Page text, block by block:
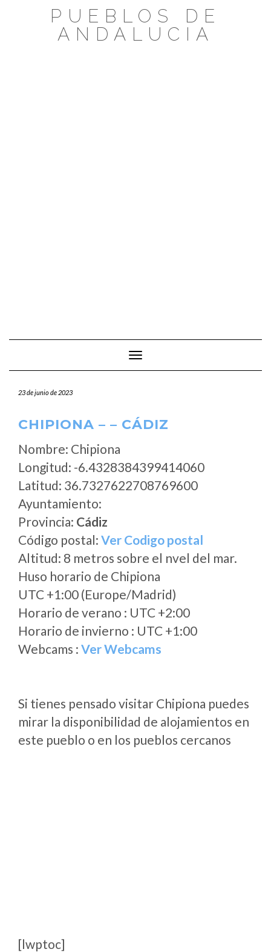
PUEBLOS DE
ANDALUCIA
Cambiar modo de navegación
23 de junio de 2023
CHIPIONA – – CÁDIZ
Nombre: Chipiona
Longitud: -6.4328384399414060
Latitud: 36.7327622708769600
Ayuntamiento:
Provincia: Cádiz
Código postal: Ver Codigo postal
Altitud: 8 metros sobre el nvel del mar.
Huso horario de Chipiona
UTC +1:00 (Europe/Madrid)
Horario de verano : UTC +2:00
Horario de invierno : UTC +1:00
Webcams : Ver Webcams
Si tienes pensado visitar Chipiona puedes
mirar la disponibilidad de alojamientos en
este pueblo o en los pueblos cercanos
[lwptoc]